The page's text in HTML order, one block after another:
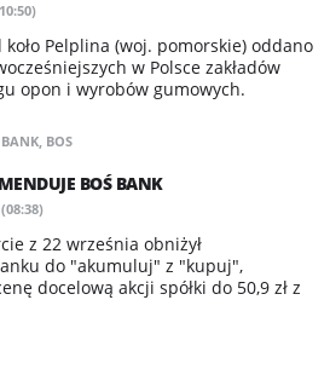
Pelplina (woj. pomorskie) oddano
w Polsce zakładów
opon i wyrobów gumowych.
BANK, BOS
BOŚ BANK
z 22 września obniżył
do "akumuluj" z "kupuj",
docelową akcji spółki do 50,9 zł z